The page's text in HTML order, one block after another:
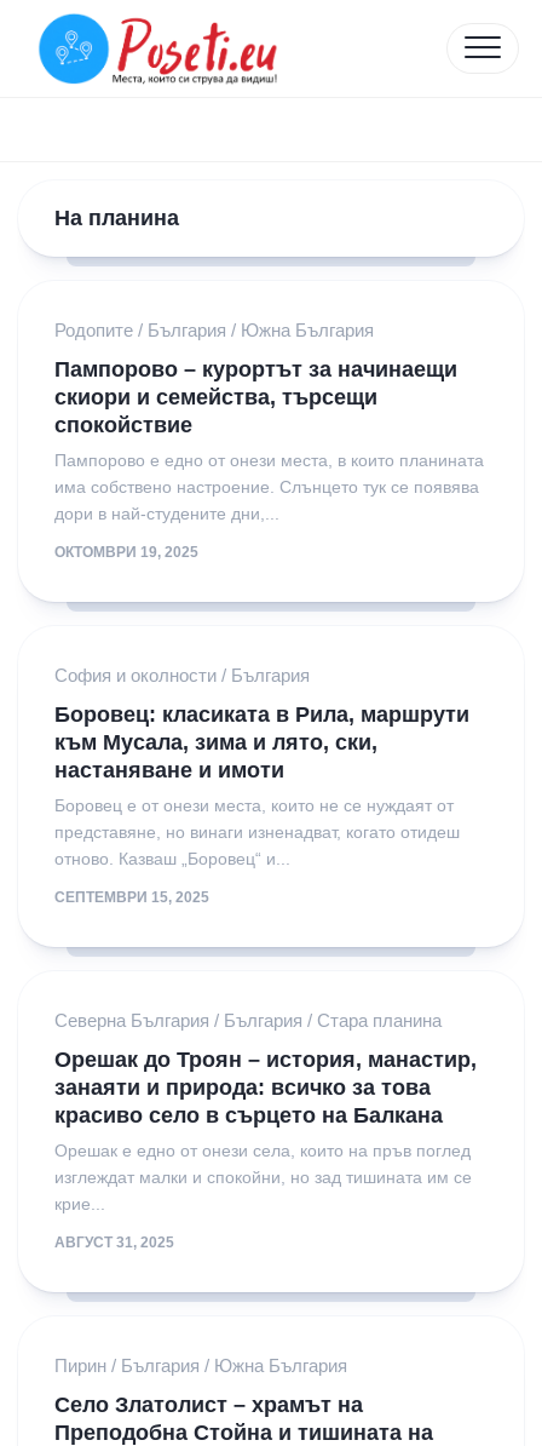
content
На планина
Родопите / България / Южна България
Пампорово – курортът за начинаещи
скиори и семейства, търсещи
спокойствие
Пампорово е едно от онези места, в които планината
има собствено настроение. Слънцето тук се появява
дори в най-студените дни,...
ОКТОМВРИ 19, 2025
София и околности / България
Боровец: класиката в Рила, маршрути
към Мусала, зима и лято, ски,
настаняване и имоти
Боровец е от онези места, които не се нуждаят от
представяне, но винаги изненадват, когато отидеш
отново. Казваш „Боровец“ и...
СЕПТЕМВРИ 15, 2025
Северна България / България / Стара планина
Орешак до Троян – история, манастир,
занаяти и природа: всичко за това
красиво село в сърцето на Балкана
Орешак е едно от онези села, които на пръв поглед
изглеждат малки и спокойни, но зад тишината им се
крие...
АВГУСТ 31, 2025
Пирин / България / Южна България
Село Златолист – храмът на
Преподобна Стойна и тишината на